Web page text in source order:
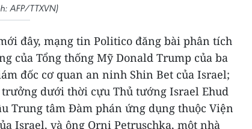
AFP/TTXVN)
đây, mạng tin Politico đăng bài phân tích
của Tổng thống Mỹ Donald Trump của ba
đốc cơ quan an ninh Shin Bet của Israel;
dưới thời cựu Thủ tướng Israel Ehud
Trung tâm Đàm phán ứng dụng thuộc Viện
Israel, và ông Orni Petruschka, một nhà